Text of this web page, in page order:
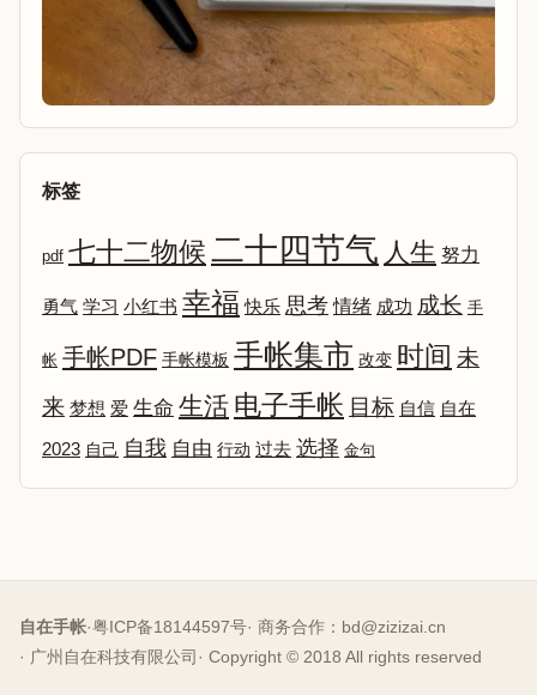
标签
pdf 七十二物候二十四节气 人生 努力
勇气 学习 小红书 幸福 快乐 思考 情绪 成功 成长 手
帐 手帐PDF 手帐模板 手帐集市 改变 时间 未
来 梦想 爱 生命 生活 电子手帐 目标 自信 自在
2023 自己 自我 自由 行动 过去 选择 金句
自在手帐·粤ICP备18144597号· 商务合作： bd@zizizai.cn
· 广州自在科技有限公司 · Copyright © 2018 All rights reserved